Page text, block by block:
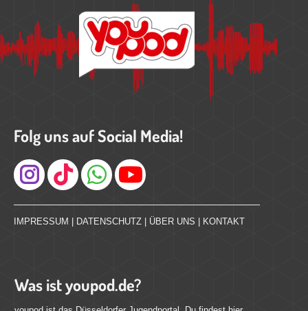
Folg uns auf Social Media!
Instagram
IMPRESSUM | DATENSCHUTZ | ÜBER UNS | KONTAKT
Was ist youpod.de?